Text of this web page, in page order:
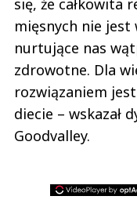
się, że całkowita
mięsnych nie jest
nurtujące nas
zdrowotne. Dla
rozwiązaniem
diecie – wskazał
Goodvalley.